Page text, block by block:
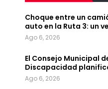
Choque entre un
auto en la Ruta 3: un
Ago 6, 2026
El Consejo Municipal
Discapacidad
Ago 6, 2026